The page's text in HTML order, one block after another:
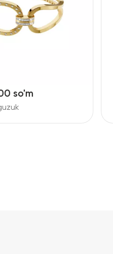
so'm